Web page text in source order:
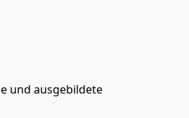
und ausgebildete